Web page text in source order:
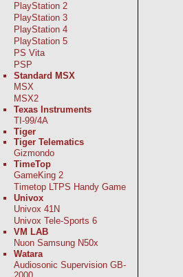
PlayStation 2
PlayStation 3
PlayStation 4
PlayStation 5
PS Vita
PSP
Standard MSX
MSX
MSX2
Texas Instruments
TI-99/4A
Tiger
Tiger Telematics
Gizmondo
TimeTop
GameKing 2
Timetop LTPS Handy Game
Univox
Univox 41N
Univox Tele-Sports 6
VM LAB
Nuon Samsung N50x
Watara
Audiosonic Supervision GB-